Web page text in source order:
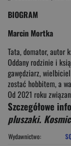
BIOGRAM
Marcin Mortka
Tata, domator, autor
Oddany rodzinie i
gawędziarz,
zostać hobbitem, a
Od 2021 roku
Szczegółowe
pluszaki.
Wydawnictwo: